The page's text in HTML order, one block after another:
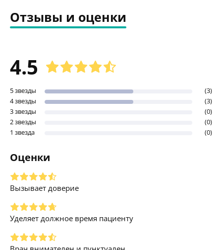
Отзывы и оценки
4.5
5 звезды
(3)
4 звезды
(3)
3 звезды
(0)
2 звезды
(0)
1 звезда
(0)
Оценки
Вызывает доверие
Уделяет должное время пациенту